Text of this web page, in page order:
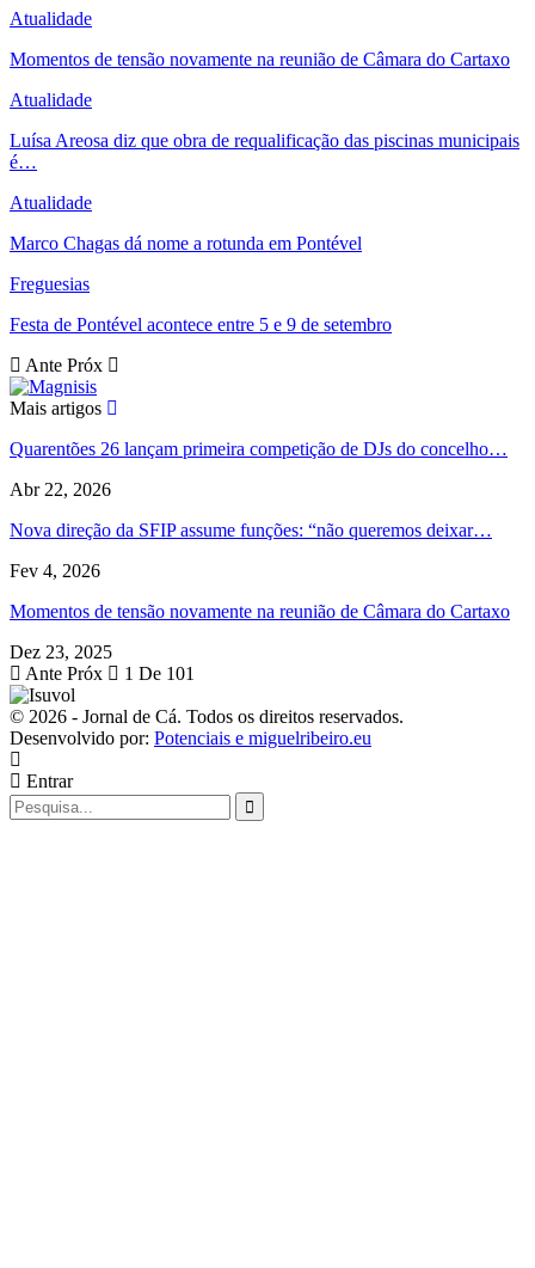
Atualidade
Momentos de tensão novamente na reunião de Câmara do Cartaxo
Atualidade
Luísa Areosa diz que obra de requalificação das piscinas municipais
é…
Atualidade
Marco Chagas dá nome a rotunda em Pontével
Freguesias
Festa de Pontével acontece entre 5 e 9 de setembro
Ante Próx
Mais artigos
Quarentões 26 lançam primeira competição de DJs do concelho…
Abr 22, 2026
Nova direção da SFIP assume funções: “não queremos deixar…
Fev 4, 2026
Momentos de tensão novamente na reunião de Câmara do Cartaxo
Dez 23, 2025
Ante Próx 1 De 101
© 2026 - Jornal de Cá. Todos os direitos reservados.
Desenvolvido por: Potenciais e miguelribeiro.eu
Entrar